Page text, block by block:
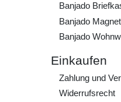
Banjado
Banjado
Banjado
Einkaufen
Zahlung und
Widerrufs­recht